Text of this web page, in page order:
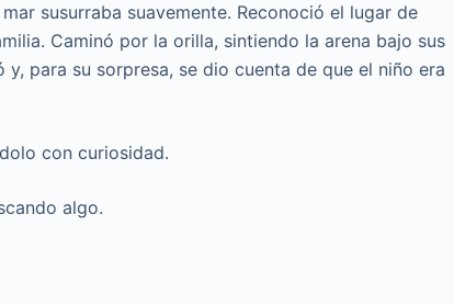
susurraba suavemente. Reconoció el lugar de
Caminó por la orilla, sintiendo la arena bajo sus
para su sorpresa, se dio cuenta de que el niño era
con curiosidad.
algo.